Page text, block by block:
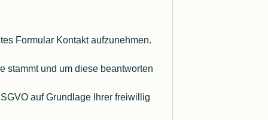
Formular Kontakt aufzunehmen.
stammt und um diese beantworten
auf Grundlage Ihrer freiwillig